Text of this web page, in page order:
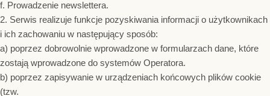
f. Prowadzenie newslettera.
2. Serwis realizuje funkcje pozyskiwania informacji o użytkownikach
i ich zachowaniu w następujący sposób:
a) poprzez dobrowolnie wprowadzone w formularzach dane, które
zostają wprowadzone do systemów Operatora.
b) poprzez zapisywanie w urządzeniach końcowych plików cookie
(tzw.